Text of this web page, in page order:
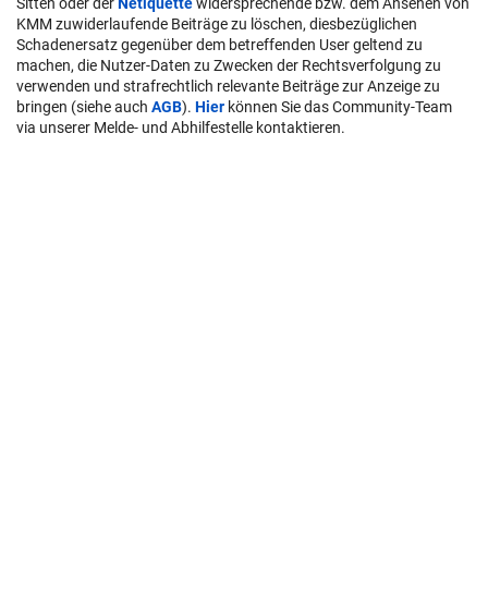
KMM zuwiderlaufende Beiträge zu löschen, diesbezüglichen
Schadenersatz gegenüber dem betreffenden User geltend zu
machen, die Nutzer-Daten zu Zwecken der Rechtsverfolgung zu
verwenden und strafrechtlich relevante Beiträge zur Anzeige zu
bringen (siehe auch AGB). Hier können Sie das Community-Team
via unserer Melde- und Abhilfestelle kontaktieren.